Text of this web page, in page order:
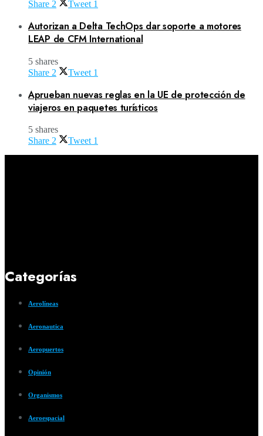
Share 2 Tweet 1
Autorizan a Delta TechOps dar soporte a motores
LEAP de CFM International
5 shares
Share 2 Tweet 1
Aprueban nuevas reglas en la UE de protección de
viajeros en paquetes turísticos
5 shares
Share 2 Tweet 1
Categorías
Aerolíneas
Aeronautica
Aeropuertos
Opinión
Organismos
Aeroespacial